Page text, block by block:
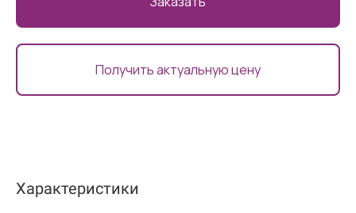
Получить актуальную цену
Характеристики